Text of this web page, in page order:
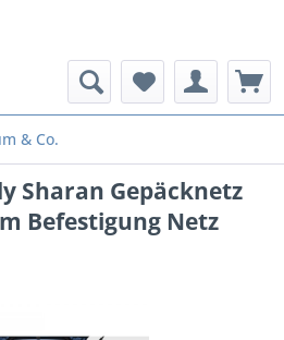
& Co.
Sharan Gepäcknetz
Befestigung Netz